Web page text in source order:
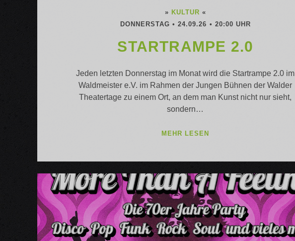
» KULTUR «
DONNERSTAG • 24.09.26 • 20:00 UHR
STARTRAMPE 2.0
Jeden letzten Donnerstag im Monat wird die Startrampe 2.0 im
Waldmeister e.V. im Rahmen der Jungen Bühnen der Walder
Theatertage zu einem Ort, an dem man Kunst nicht nur sieht,
sondern…
MEHR LESEN